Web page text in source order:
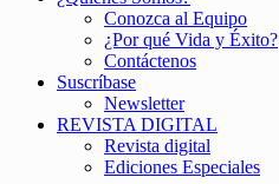
Conozca al Equipo
¿Por qué Vida y Éxito?
Contáctenos
Suscríbase
Newsletter
REVISTA DIGITAL
Revista digital
Ediciones Especiales